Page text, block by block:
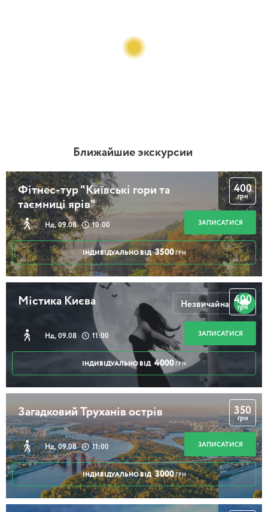
Ближайшие экскурсии
Фітнес-тур "Київські гори та
таємниці ярів"
Нд, 09.08 10:00
400
грн
ЗАПИСАТИСЯ
ІНДИВІДУАЛЬНО ВІД 3500 ГРН
Містика Києва
Нд, 09.08 11:00
400
грн
ЗАПИСАТИСЯ
ІНДИВІДУАЛЬНО ВІД 4000 ГРН
Незвичайна
Загадковий Труханів острів
Нд, 09.08 11:00
350
грн
ЗАПИСАТИСЯ
ІНДИВІДУАЛЬНО ВІД 3000 ГРН